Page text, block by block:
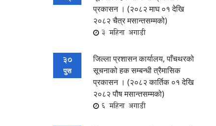
प्रकासन । (२०८२ माघ ०१ देखि
२०८२ चैत्र मसान्तसम्मको)
3 महिना अगाडी
30
पुस
जिल्ला प्रशासन कार्यालय, पाँचथरको
सूचनाको हक सम्बन्धी त्रैमासिक
प्रकासन । (२०८२ कार्तिक ०१ देखि
२०८२ पौष मसान्तसम्मको)
6 महिना अगाडी